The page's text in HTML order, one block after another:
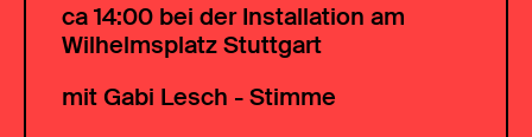
ca 14:00 bei der Installation am
Wilhelmsplatz Stuttgart
mit Gabi Lesch - Stimme